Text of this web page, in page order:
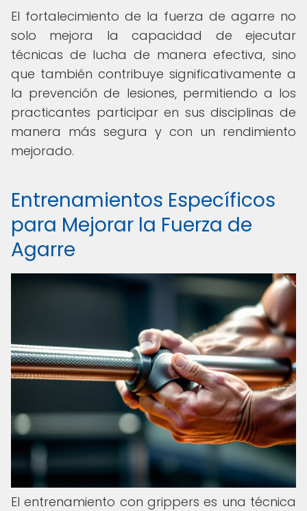
El fortalecimiento de la fuerza de agarre no
solo mejora la capacidad de ejecutar
técnicas de lucha de manera efectiva, sino
que también contribuye significativamente a
la prevención de lesiones, permitiendo a los
practicantes participar en sus disciplinas de
manera más segura y con un rendimiento
mejorado.
Entrenamientos Específicos
para Mejorar la Fuerza de
Agarre
El entrenamiento con grippers es una técnica